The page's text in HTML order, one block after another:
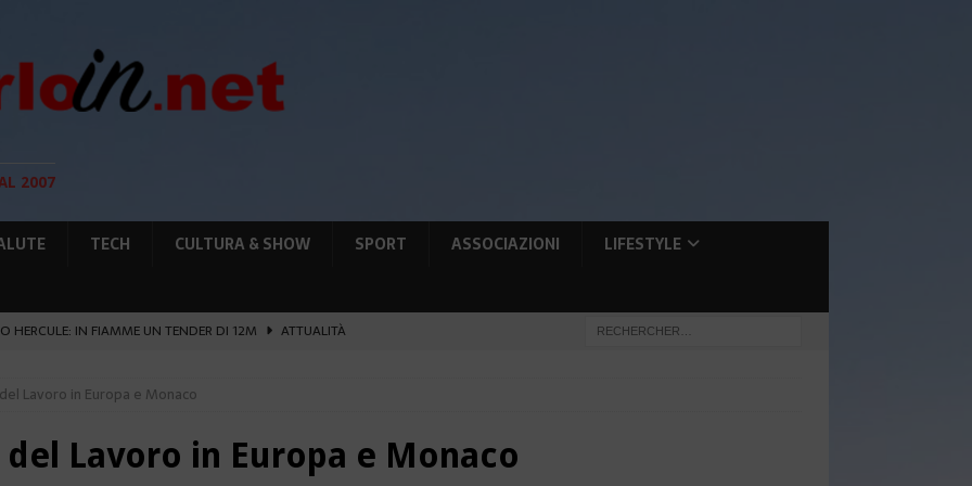
2007
TECH CULTURA & SHOW SPORT ASSOCIAZIONI
LIFESTYLE
HERCULE: IN FIAMME UN TENDER DI 12M
ATTUALITÀ
DI PLACE D’ARMES
ATTUALITÀ
RAFFORZANO LA COOPERAZIONE
ATTUALITÀ
ATTUALITÀ
Lavoro in Europa e Monaco
Lavoro in Europa e Monaco